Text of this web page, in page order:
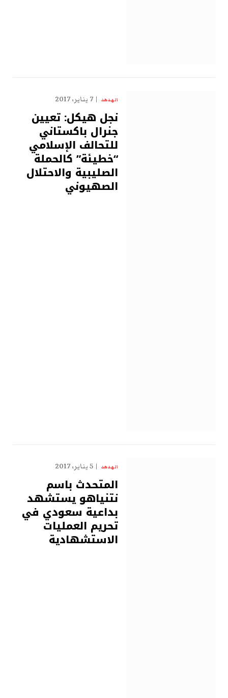
الهدهد 7 يناير، 2017
نجل هيكل: تعيين
جنرال باكستاني
للتحالف الإسلامي
“خطيئة” كالحملة
الصليبية والاحتلال
الصهيوني
الهدهد 5 يناير، 2017
المتحدث باسم
نتنياهو يستشهد
بداعية سعودي في
تحريم العمليات
الاستشهادية